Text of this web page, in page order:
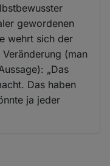
gewordenen
wehrt sich der
(man
„Das
Das haben
ja jeder